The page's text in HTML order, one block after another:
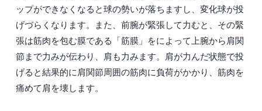
ップができなくなると球の勢いが落ちますし、変化球が投
げづらくなります。また、前腕が緊張して力むと、その緊
張は筋肉を包む膜である「筋膜」をによって上腕から肩関
節まで力みが伝わり、肩も力みます。肩が力んだ状態で投
げると結果的に肩関節周囲の筋肉に負荷がかかり、筋肉を
痛めて肩を壊します。